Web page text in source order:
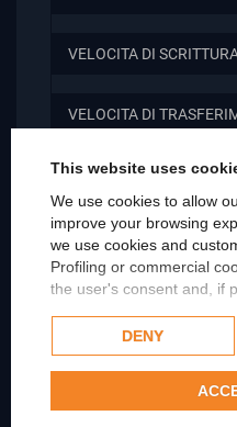
This website uses
We use cookies to allow
improve your browsing
we use cookies and
Profiling or commercial
the user's consent and, if
Google uses collected
Privacy Policy.
Check our extended
DENY
VELOCITA DI
VELOCITA DI
INTERFACCIA
INTERFACCIA2
CACHE
TIPI DI DRIVE
FORMATO DI